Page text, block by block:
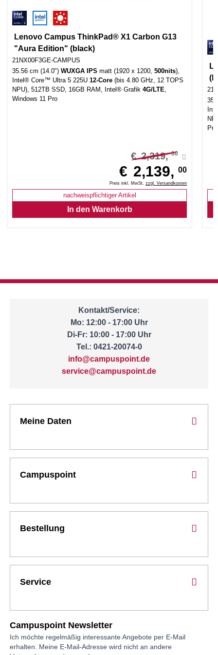
Lenovo Campus ThinkPad® X1 Carbon G13
"Aura Edition" (black)
21NX00F3GE-CAMPUS
35.56 cm (14.0") WUXGA IPS matt (1920 x 1200, 500nits),
Intel® Core™ Ultra 5 225U 12-Core (bis 4.80 GHz, 12 TOPS
NPU), 512TB SSD, 16GB RAM, Intel® Grafik 4G/LTE,
Windows 11 Pro
€ 2,319, 00
€ 2,139, 00
Preis inkl. MwSt.zzgl. Versandkosten
nachweispflichtiger Artikel
Pro
Kontakt/Service:
Mo: 12:00 - 17:00 Uhr
Di-Fr: 10:00 - 17:00 Uhr
Tel.: 0421-20074-0
info@campuspoint.de
service@campuspoint.de
Meine Daten
Campuspoint
Bestellung
Service
Campuspoint Newsletter
Ich möchte regelmäßig interessante Angebote per E-Mail
erhalten. Meine E-Mail-Adresse wird nicht an andere